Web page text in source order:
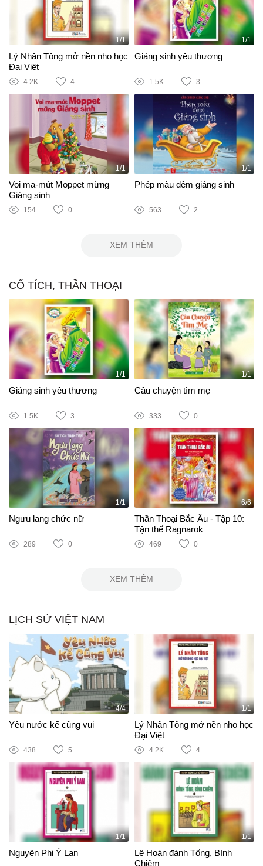
1/1
Lý Nhân Tông mở nền nho học
Đại Việt
4.2K 4
1/1
Giáng sinh yêu thương
1.5K 3
1/1
Voi ma-mút Moppet mừng
Giáng sinh
154 0
1/1
Phép màu đêm giáng sinh
563 2
XEM THÊM
CỔ TÍCH, THẦN THOẠI
1/1
Giáng sinh yêu thương
1.5K 3
1/1
Câu chuyện tìm mẹ
333 0
1/1
Ngưu lang chức nữ
289 0
6/6
Thần Thoại Bắc Âu - Tập 10:
Tận thế Ragnarok
469 0
XEM THÊM
LỊCH SỬ VIỆT NAM
4/4
Yêu nước kể cũng vui
438 5
1/1
Lý Nhân Tông mở nền nho học
Đại Việt
4.2K 4
1/1
Nguyên Phi Ỷ Lan
1/1
Lê Hoàn đánh Tống, Bình
Chiêm